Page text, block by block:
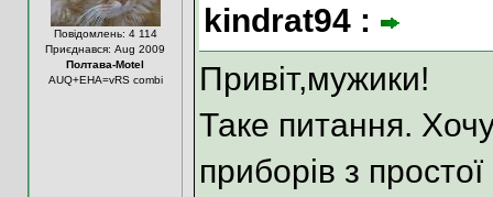
Повідомлень: 4 114
Приєднався: Aug 2009
Полтава-Motel
AUQ+EHA=vRS combi
kindrat94 :
Привіт,мужики!
Таке питання.
приборів з